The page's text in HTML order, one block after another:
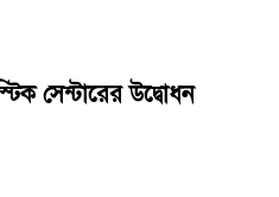
সেন্টারের উদ্বোধন